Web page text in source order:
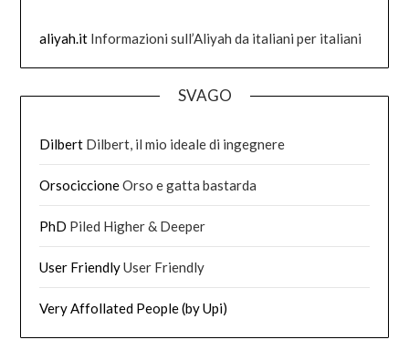
aliyah.it Informazioni sull’Aliyah da italiani per italiani
SVAGO
Dilbert Dilbert, il mio ideale di ingegnere
OrsociccioneOrso e gatta bastarda
PhD Piled Higher & Deeper
User FriendlyUser Friendly
Very Affollated People (by Upi)